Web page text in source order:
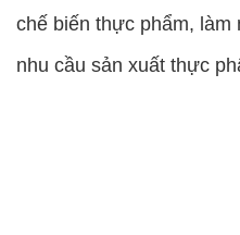
chế biến thực phẩm, làm
nhu cầu sản xuất thực